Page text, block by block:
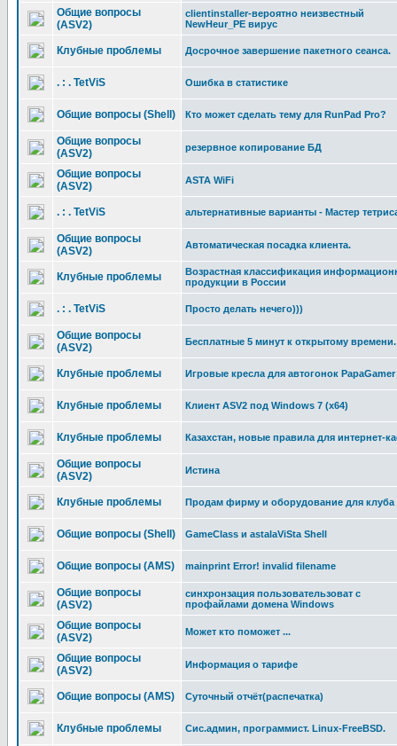
Общие вопросы
(ASV2)
clientinstaller-вероятно неизвестный
NewHeur_PE вирус
Клубные проблемы Досрочное завершение пакетного сеанса.
. : . TetViS Ошибка в статистике
Общие вопросы (Shell) Кто может сделать тему для RunPad Pro?
Общие вопросы
(ASV2)
резервное копирование БД
Общие вопросы
(ASV2)
ASTA WiFi
. : . TetViS альтернативные варианты - Мастер
Общие вопросы
(ASV2)
Автоматическая посадка клиента.
Клубные проблемы
Возрастная классификация
продукции в России
. : . TetViS Просто делать нечего)))
Общие вопросы
(ASV2)
Бесплатные 5 минут к открытому времени.
Клубные проблемы Игровые кресла для автогонок PapaGamer
Клубные проблемы Клиент ASV2 под Windows 7 (x64)
Клубные проблемы Казахстан, новые правила для интернет-
Общие вопросы
(ASV2)
Истина
Клубные проблемы Продам фирму и оборудование для клуба
Общие вопросы (Shell) GameClass и astalaViSta Shell
Общие вопросы (AMS) mainprint Error! invalid filename
Общие вопросы
(ASV2)
синхронзация пользовательзоват с
профайлами домена Windows
Общие вопросы
(ASV2)
Может кто поможет ...
Общие вопросы
(ASV2)
Информация о тарифе
Общие вопросы (AMS) Суточный отчёт(распечатка)
Клубные проблемы Cис.админ, программист. Linux-FreeBSD.